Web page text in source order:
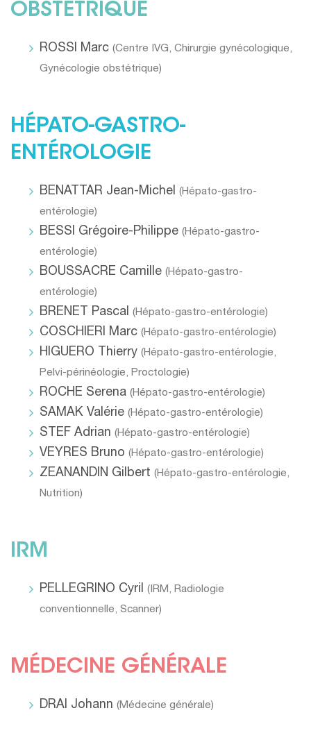
OBSTÉTRIQUE
ROSSI Marc (Centre IVG,Chirurgie gynécologique,
Gynécologie obstétrique)
HÉPATO-GASTRO-
ENTÉROLOGIE
BENATTAR Jean-Michel (Hépato-gastro-
entérologie)
BESSI Grégoire-Philippe (Hépato-gastro-
entérologie)
BOUSSACRE Camille (Hépato-gastro-
entérologie)
BRENET Pascal (Hépato-gastro-entérologie)
COSCHIERI Marc (Hépato-gastro-entérologie)
HIGUERO Thierry (Hépato-gastro-entérologie,
Pelvi-périnéologie,Proctologie)
ROCHE Serena (Hépato-gastro-entérologie)
SAMAK Valérie (Hépato-gastro-entérologie)
STEF Adrian (Hépato-gastro-entérologie)
VEYRES Bruno (Hépato-gastro-entérologie)
ZEANANDIN Gilbert (Hépato-gastro-entérologie,
Nutrition)
IRM
PELLEGRINO Cyril (IRM,Radiologie
conventionnelle,Scanner)
MÉDECINE GÉNÉRALE
DRAI Johann (Médecine générale)